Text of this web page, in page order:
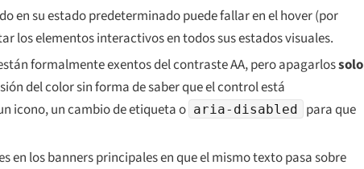
en su estado predeterminado puede fallar en el hover (por
los elementos interactivos en todos sus estados visuales.
formalmente exentos del contraste AA, pero apagarlossolo
del color sin forma de saber que el control está
icono, un cambio de etiqueta o aria-disabled
para que
en los banners principales en que el mismo texto pasa sobre